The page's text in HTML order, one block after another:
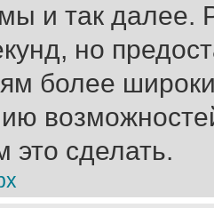
и так далее.
но
более
это сделать.